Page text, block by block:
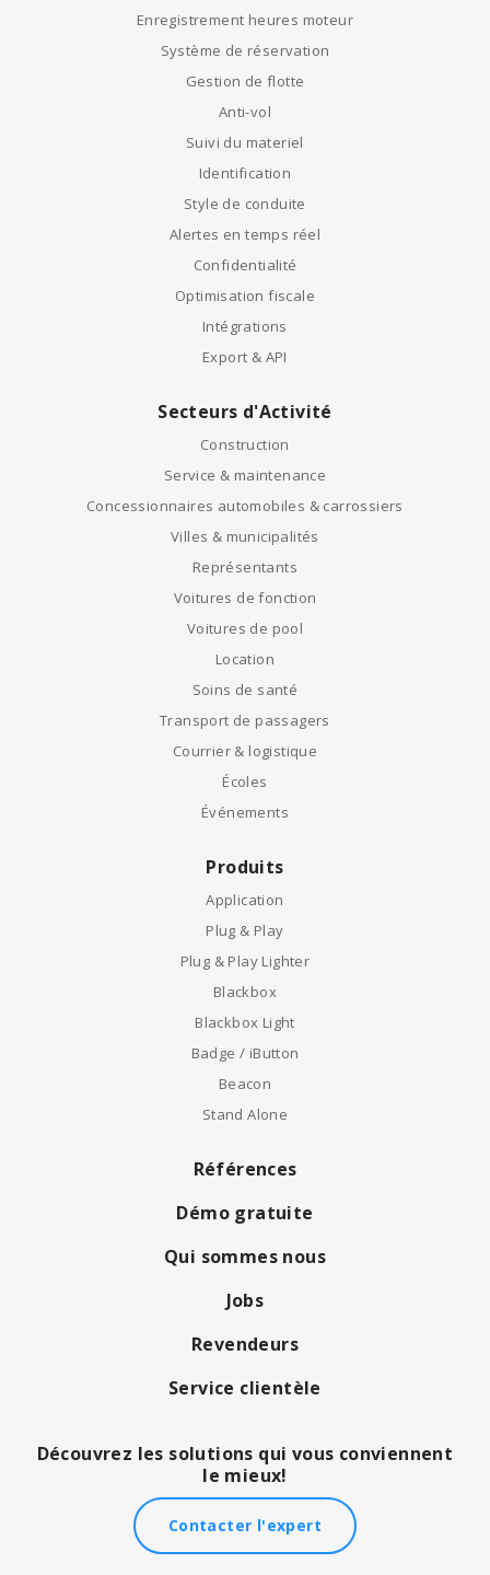
Enregistrement heures moteur
Système de réservation
Gestion de flotte
Anti-vol
Suivi du materiel
Identification
Style de conduite
Alertes en temps réel
Confidentialité
Optimisation fiscale
Intégrations
Export & API
Secteurs d'Activité
Construction
Service & maintenance
Concessionnaires automobiles & carrossiers
Villes & municipalités
Représentants
Voitures de fonction
Voitures de pool
Location
Soins de santé
Transport de passagers
Courrier & logistique
Écoles
Événements
Produits
Application
Plug & Play
Plug & Play Lighter
Blackbox
Blackbox Light
Badge / iButton
Beacon
Stand Alone
Références
Démo gratuite
Qui sommes nous
Jobs
Revendeurs
Service clientèle
Découvrez les solutions qui vous conviennent
le mieux!
Contacter l'expert